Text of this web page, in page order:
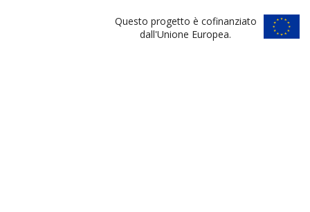
Questo progetto è cofinanziato
dall'Unione Europea.